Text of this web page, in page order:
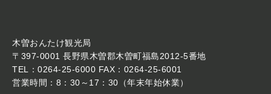
木曽おんたけ観光局
〒397-0001 長野県木曽郡木曽町福島2012-5番地
TEL：0264-25-6000 FAX：0264-25-6001
営業時間：8：30～17：30（年末年始休業）